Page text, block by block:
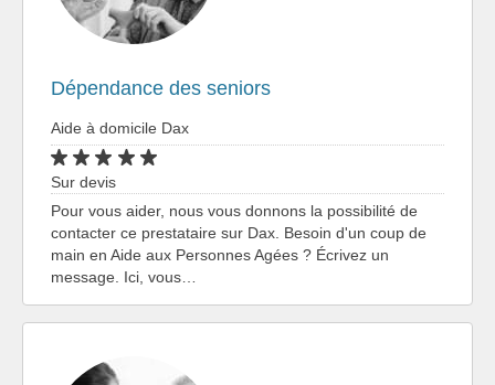
Dépendance des seniors
Aide à domicile Dax
Sur devis
Pour vous aider, nous vous donnons la possibilité de
contacter ce prestataire sur Dax. Besoin d'un coup de
main en Aide aux Personnes Agées ? Écrivez un
message. Ici, vous…